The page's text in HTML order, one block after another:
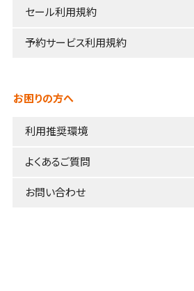
セール利用規約
予約サービス利用規約
お困りの方へ
利用推奨環境
よくあるご質問
お問い合わせ